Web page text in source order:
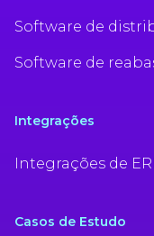
Software de
Software de
Integrações
Integrações de
Casos de Estudo